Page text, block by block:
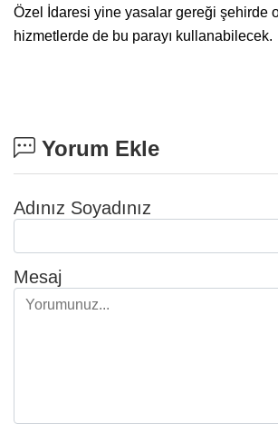
Özel İdaresi yine yasalar gereği şehirde
hizmetlerde de bu parayı kullanabilecek.
Yorum Ekle
Adınız Soyadınız
Mesaj